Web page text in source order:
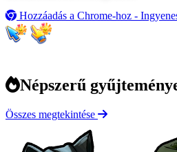
Hozzáadás a Chrome-hoz -
Népszerű
Összes megtekintése